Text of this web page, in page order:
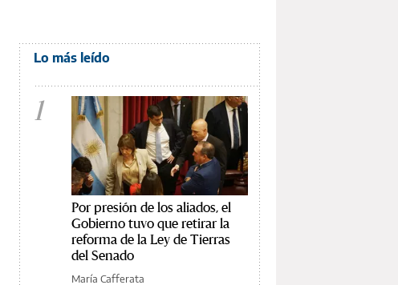
Lo más leído
1
Por presión de los aliados, el
Gobierno tuvo que retirar la
reforma de la Ley de Tierras
del Senado
María Cafferata